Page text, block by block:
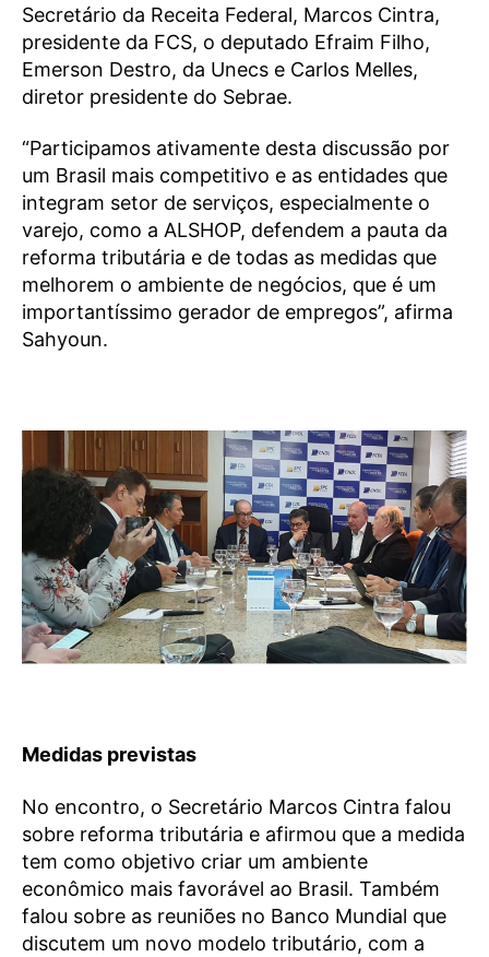
Secretário da Receita Federal, Marcos Cintra,
presidente da FCS, o deputado Efraim Filho,
Emerson Destro, da Unecs e Carlos Melles,
diretor presidente do Sebrae.
“Participamos ativamente desta discussão por
um Brasil mais competitivo e as entidades que
integram setor de serviços, especialmente o
varejo, como a ALSHOP, defendem a pauta da
reforma tributária e de todas as medidas que
melhorem o ambiente de negócios, que é um
importantíssimo gerador de empregos”, afirma
Sahyoun.
Medidas previstas
No encontro, o Secretário Marcos Cintra falou
sobre reforma tributária e afirmou que a medida
tem como objetivo criar um ambiente
econômico mais favorável ao Brasil. Também
falou sobre as reuniões no Banco Mundial que
discutem um novo modelo tributário, com a